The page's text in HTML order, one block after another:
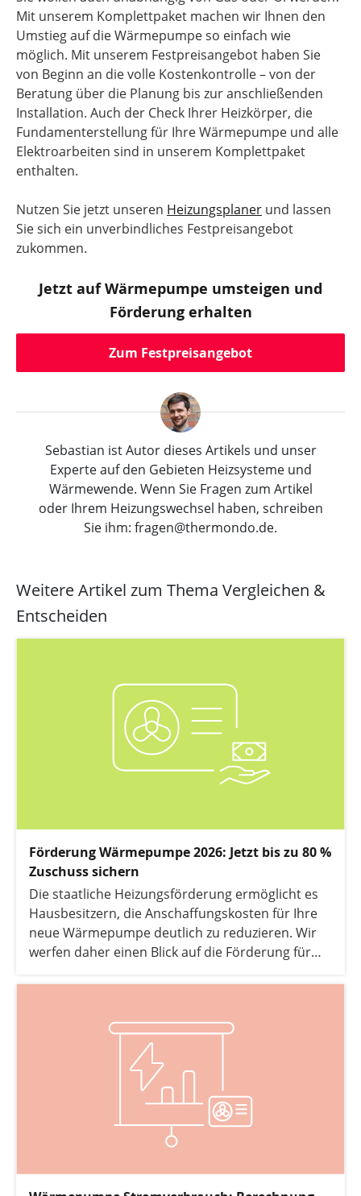
Mit unserem Komplettpaket machen wir Ihnen den
Umstieg auf die Wärmepumpe so einfach wie
möglich. Mit unserem Festpreisangebot haben Sie
von Beginn an die volle Kostenkontrolle – von der
Beratung über die Planung bis zur anschließenden
Installation. Auch der Check Ihrer Heizkörper, die
Fundamenterstellung für Ihre Wärmepumpe und alle
Elektroarbeiten sind in unserem Komplettpaket
enthalten.
Nutzen Sie jetzt unseren Heizungsplaner und lassen
Sie sich ein unverbindliches Festpreisangebot
zukommen.
Jetzt auf Wärmepumpe umsteigen und
Förderung erhalten
Zum Festpreisangebot
Sebastian ist Autor dieses Artikels und unser
Experte auf den Gebieten Heizsysteme und
Wärmewende. Wenn Sie Fragen zum Artikel
oder Ihrem Heizungswechsel haben, schreiben
Sie ihm: fragen@thermondo.de.
Weitere Artikel zum Thema Vergleichen &
Entscheiden
Förderung Wärmepumpe 2026: Jetzt bis zu 80 %
Zuschuss sichern
Die staatliche Heizungsförderung ermöglicht es
Hausbesitzern, die Anschaffungskosten für Ihre
neue Wärmepumpe deutlich zu reduzieren. Wir
werfen daher einen Blick auf die Förderung für